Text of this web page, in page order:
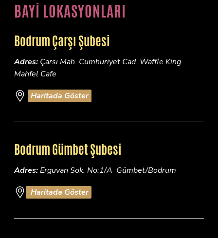
BAYİ LOKASYONLARI
Bodrum Çarşı Şubesi
Adres: Çarsı Mah. Cumhuriyet Cad. Waffle King
Mahfel Cafe
Haritada Göster
Bodrum Gümbet Şubesi
Adres:Erguvan Sok. No:1/A Gümbet/Bodrum
Haritada Göster